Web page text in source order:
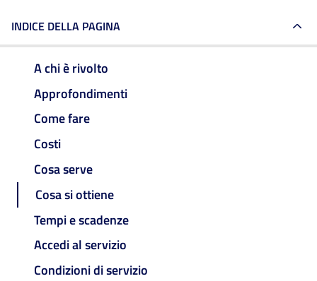
INDICE DELLA PAGINA
A chi è rivolto
Approfondimenti
Come fare
Costi
Cosa serve
Cosa si ottiene
Tempi e scadenze
Accedi al servizio
Condizioni di servizio